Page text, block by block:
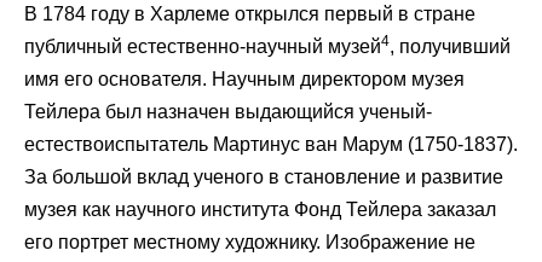
В 1784 году в Харлеме открылся первый в стране
публичный естественно-научный музей4, получивший
имя его основателя. Научным директором музея
Тейлера был назначен выдающийся ученый-
естествоиспытатель Мартинус ван Марум (1750-1837).
За большой вклад ученого в становление и развитие
музея как научного института Фонд Тейлера заказал
его портрет местному художнику. Изображение не